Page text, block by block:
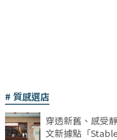
質感選店
穿透新舊、感受
文新據點「